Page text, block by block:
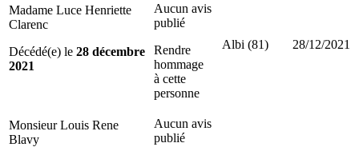
Madame Luce Henriette
Clarenc
Décédé(e) le 28 décembre
2021
Aucun avis
publié
Rendre
hommage
à cette
personne
Albi (81) 28/12/2021
Monsieur Louis Rene
Blavy
Aucun avis
publié